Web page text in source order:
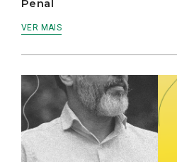
Penal
VER MAIS